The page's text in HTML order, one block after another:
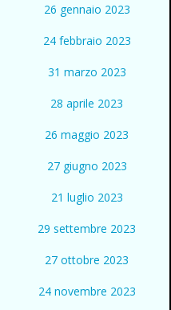
26 gennaio 2023
24 febbraio 2023
31 marzo 2023
28 aprile 2023
26 maggio 2023
27 giugno 2023
21 luglio 2023
29 settembre 2023
27 ottobre 2023
24 novembre 2023